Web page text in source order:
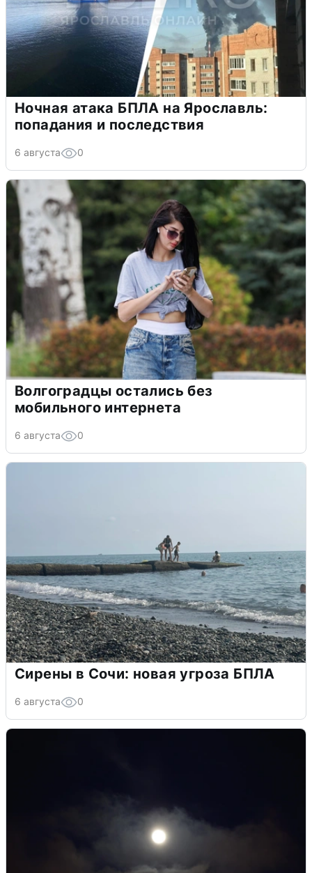
Ночная атака БПЛА на Ярославль:
попадания и последствия
6 августа 0
Волгоградцы остались без
мобильного интернета
6 августа 0
Сирены в Сочи: новая угроза БПЛА
6 августа 0